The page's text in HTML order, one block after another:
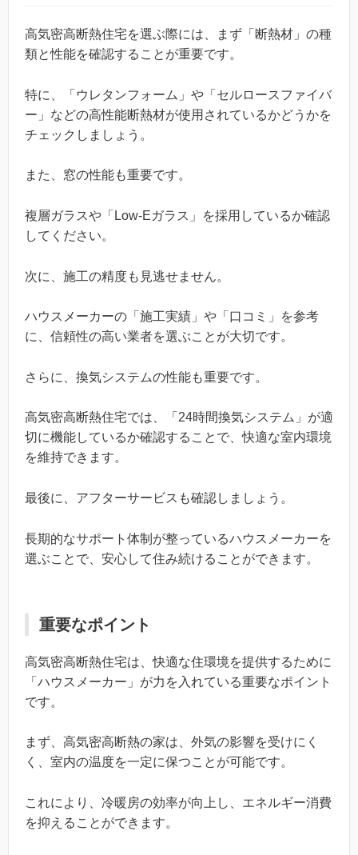
高気密高断熱住宅を選ぶ際には、まず「断熱材」の種
類と性能を確認することが重要です。
特に、「ウレタンフォーム」や「セルロースファイバ
ー」などの高性能断熱材が使用されているかどうかを
チェックしましょう。
また、窓の性能も重要です。
複層ガラスや「Low-Eガラス」を採用しているか確認
してください。
次に、施工の精度も見逃せません。
ハウスメーカーの「施工実績」や「口コミ」を参考
に、信頼性の高い業者を選ぶことが大切です。
さらに、換気システムの性能も重要です。
高気密高断熱住宅では、「24時間換気システム」が適
切に機能しているか確認することで、快適な室内環境
を維持できます。
最後に、アフターサービスも確認しましょう。
長期的なサポート体制が整っているハウスメーカーを
選ぶことで、安心して住み続けることができます。
重要なポイント
高気密高断熱住宅は、快適な住環境を提供するために
「ハウスメーカー」が力を入れている重要なポイント
です。
まず、高気密高断熱の家は、外気の影響を受けにく
く、室内の温度を一定に保つことが可能です。
これにより、冷暖房の効率が向上し、エネルギー消費
を抑えることができます。